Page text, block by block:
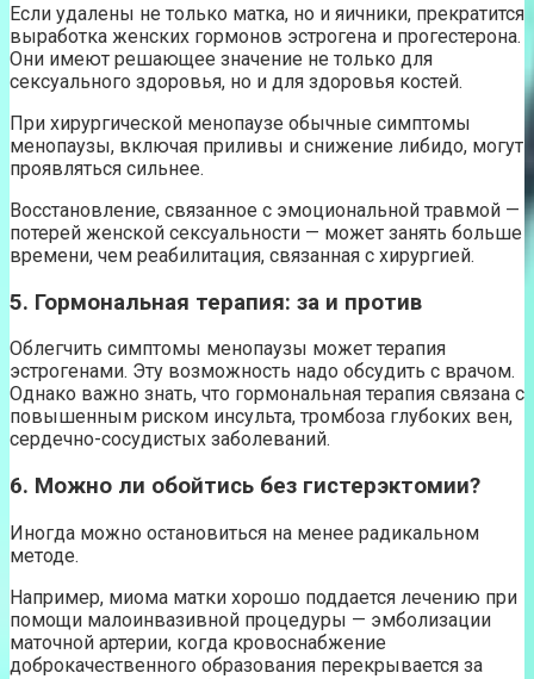
Если удалены не только матка, но и яичники, прекратится
выработка женских гормонов эстрогена и прогестерона.
Они имеют решающее значение не только для
сексуального здоровья, но и для здоровья костей.
При хирургической менопаузе обычные симптомы
менопаузы, включая приливы и снижение либидо, могут
проявляться сильнее.
Восстановление, связанное с эмоциональной травмой —
потерей женской сексуальности — может занять больше
времени, чем реабилитация, связанная с хирургией.
5. Гормональная терапия: за и против
Облегчить симптомы менопаузы может терапия
эстрогенами. Эту возможность надо обсудить с врачом.
Однако важно знать, что гормональная терапия связана с
повышенным риском инсульта, тромбоза глубоких вен,
сердечно-сосудистых заболеваний.
6. Можно ли обойтись без гистерэктомии?
Иногда можно остановиться на менее радикальном
методе.
Например, миома матки хорошо поддается лечению при
помощи малоинвазивной процедуры — эмболизации
маточной артерии, когда кровоснабжение
доброкачественного образования перекрывается за